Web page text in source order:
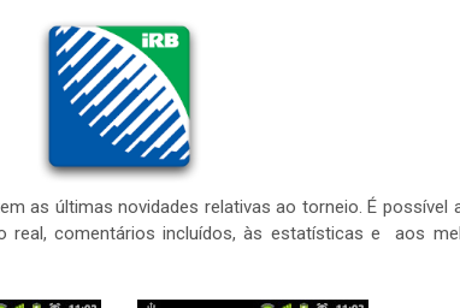
as últimas novidades relativas ao torneio. É possível
real, comentários incluídos, às estatísticas e aos